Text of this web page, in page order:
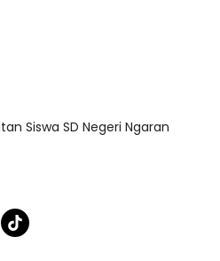
Siswa SD Negeri Ngaran